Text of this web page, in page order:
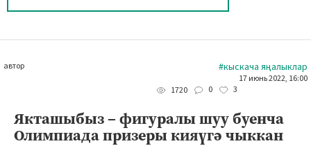
автор #кыскача яңалыклар
17 июнь 2022, 16:00
1720
0 3
Якташыбыз – фигуралы шуу буенча
Олимпиада призеры кияүгә чыккан